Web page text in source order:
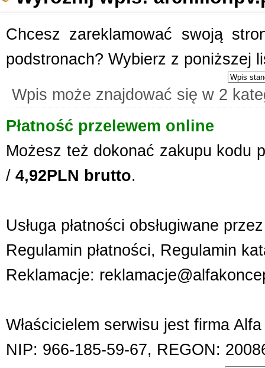
Chcesz zareklamować swoją
podstronach? Wybierz z poniższej
Wpis może znajdować się w 2
Płatność przelewem online
Możesz też dokonać zakupu kodu
/ 4,92PLN brutto.
Usługa płatności obsługiwane
Regulamin płatności, Regulamin
Reklamacje:
Właścicielem serwisu jest firma
NIP: 966-185-59-67, REGON: